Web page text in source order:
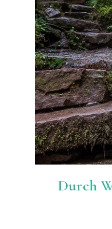
Durch